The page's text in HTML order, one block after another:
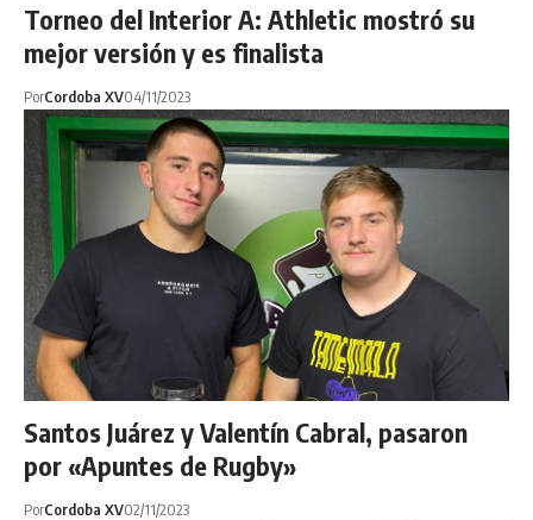
Torneo del Interior A: Athletic mostró su
mejor versión y es finalista
PorCordoba XV04/11/2023
Santos Juárez y Valentín Cabral, pasaron
por «Apuntes de Rugby»
PorCordoba XV02/11/2023